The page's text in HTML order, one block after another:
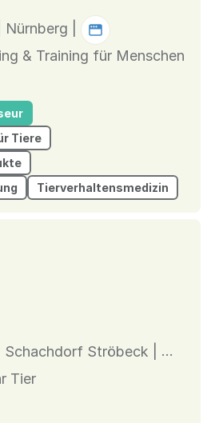
| Nürnberg |
& Training für Menschen
Tiere
Tierverhaltensmedizin
| Schachdorf Ströbeck |
Tier